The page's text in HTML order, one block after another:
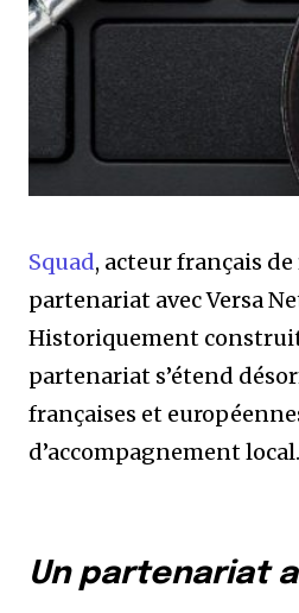
Squad, acteur français
partenariat avec Versa
Historiquement construit
partenariat s’étend
françaises et
d’accompagnement local.
Un partenariat